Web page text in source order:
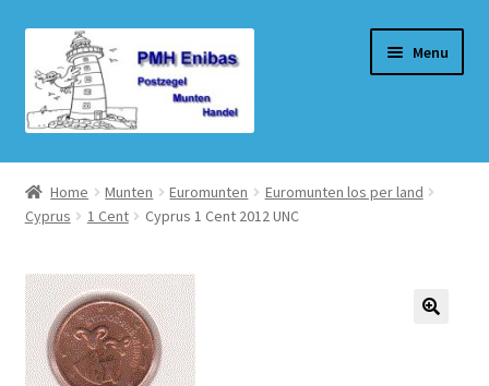
door
naar
navigatie
naar
de
inhoud
Menu
Home
Beurzen
Winkel
Winkelmand
Home Munten Euromunten
Euromunten los per land
Cyprus
1 Cent Cyprus 1 Cent 2012 UNC